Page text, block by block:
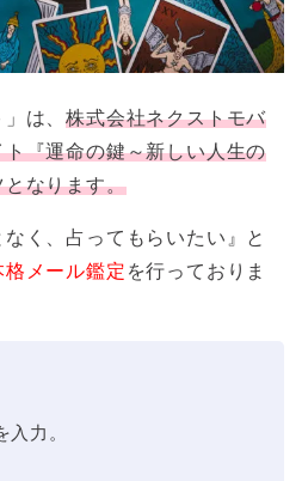
」は、株式会社ネクストモバ
『運命の鍵～新しい人生の
なります。
なく、占ってもらいたい』と
格メール鑑定 を行っておりま
入力。